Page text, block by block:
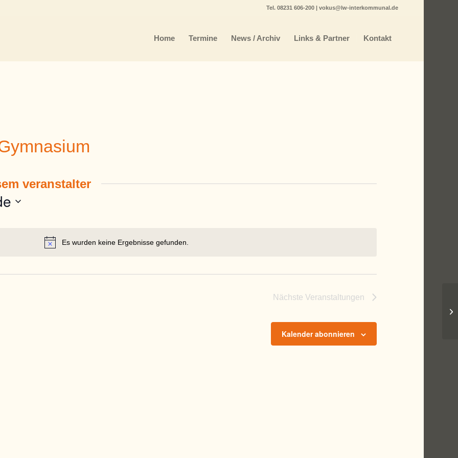
Tel. 08231 606-200 | vokus@lw-interkommunal.de
Home Termine News / Archiv Links & Partner Kontakt
veranstalter
Hinweis
Es wurden keine Ergebnisse gefunden.
Nächste Veranstaltungen
Kalender abonnieren